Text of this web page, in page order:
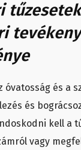
óvatosság és a
és
kell a
vagy